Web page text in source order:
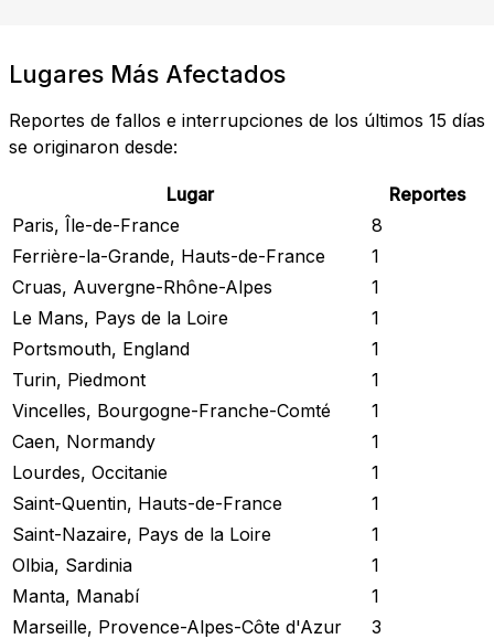
Lugares Más Afectados
Reportes de fallos e interrupciones de los últimos 15 días
se originaron desde:
Lugar
Reportes
Paris, Île-de-France
8
Ferrière-la-Grande, Hauts-de-France
1
Cruas, Auvergne-Rhône-Alpes
1
Le Mans, Pays de la Loire
1
Portsmouth, England
1
Turin, Piedmont
1
Vincelles, Bourgogne-Franche-Comté
1
Caen, Normandy
1
Lourdes, Occitanie
1
Saint-Quentin, Hauts-de-France
1
Saint-Nazaire, Pays de la Loire
1
Olbia, Sardinia
1
Manta, Manabí
1
Marseille, Provence-Alpes-Côte d'Azur
3